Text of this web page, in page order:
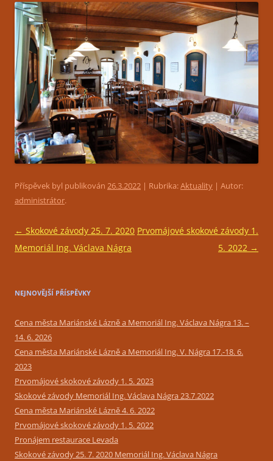
Příspěvek byl publikován 26.3.2022 | Rubrika:Aktuality | Autor:
administrátor.
Navigace
pro
← Skokové závody 25. 7. 2020
Memoriál Ing. Václava Nágra
Prvomájové skokové závody 1.
5. 2022 →
NEJNOVĚJŠÍ PŘÍSPĚVKY
Cena města Mariánské Lázně a Memoriál Ing. Václava Nágra 13. –
14. 6. 2026
Cena města Mariánské Lázně a Memoriál Ing. V. Nágra 17.-18. 6.
2023
Prvomájové skokové závody 1. 5. 2023
Skokové závody Memoriál Ing. Václava Nágra 23.7.2022
Cena města Mariánské Lázně 4. 6. 2022
Prvomájové skokové závody 1. 5. 2022
Pronájem restaurace Levada
Skokové závody 25. 7. 2020 Memoriál Ing. Václava Nágra